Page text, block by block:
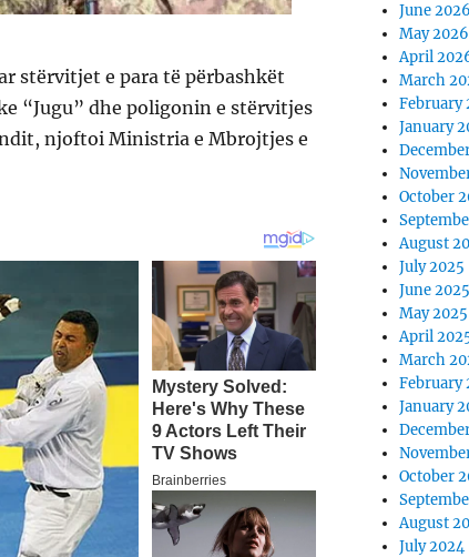
stërvitjet e para të përbashkët
“Jugu” dhe poligonin e stërvitjes
njoftoi Ministria e Mbrojtjes e
June 2026
May 2026
April
March
February
January
October
August
July 2025
June 2025
May 2025
April
March
February
January
October
August
July 2024